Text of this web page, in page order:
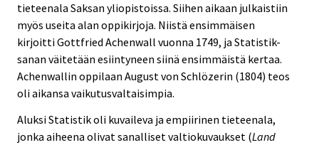
tieteenala Saksan yliopistoissa. Siihen aikaan julkaistiin
myös useita alan oppikirjoja. Niistä ensimmäisen
kirjoitti Gottfried Achenwall vuonna 1749, ja Statistik-
sanan väitetään esiintyneen siinä ensimmäistä kertaa.
Achenwallin oppilaan August von Schlözerin (1804) teos
oli aikansa vaikutusvaltaisimpia.
Aluksi Statistik oli kuvaileva ja empiirinen tieteenala,
jonka aiheena olivat sanalliset valtiokuvaukset (Land